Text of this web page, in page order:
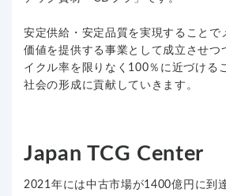
安定供給・安定品質を実現することで
価値を提供する事業として成立させつ
イクル率を限りなく100％に近づける
社会の形成に貢献していきます。
Japan TCG Center
2021年には中古市場が1400億円に到